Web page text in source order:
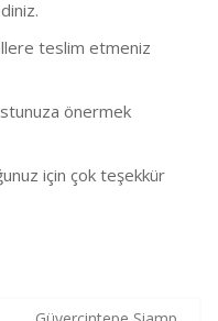
teslim etmeniz
önermek
için çok teşekkür